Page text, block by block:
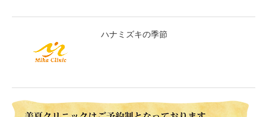
ハナミズキの季節